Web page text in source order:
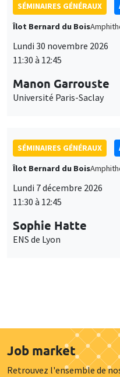
SÉMINAIRES GÉNÉRAUX
Îlot Bernard du Bois
Lundi 30 novembre 2026
11:30 à 12:45
Manon Garrouste
Université Paris-Saclay
SÉMINAIRES GÉNÉRAUX
Îlot Bernard du Bois
Lundi 7 décembre 2026
11:30 à 12:45
Sophie Hatte
ENS de Lyon
Job market
Retrouvez l'ensemble de